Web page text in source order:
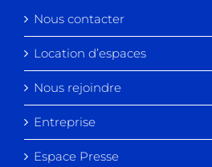
Nous contacter
Location d’espaces
Nous rejoindre
Entreprise
Espace Presse